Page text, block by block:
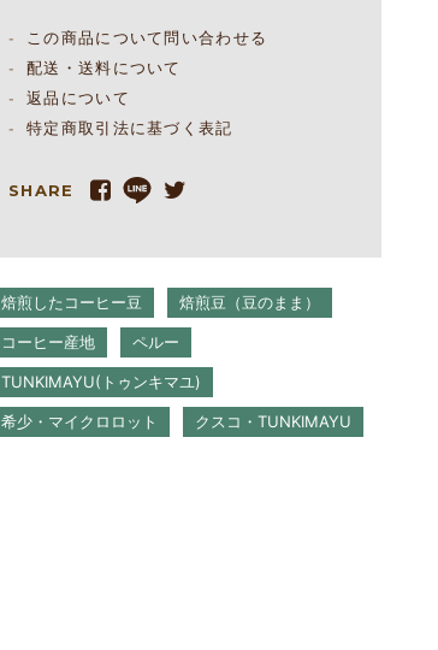
この商品について問い合わせる
配送・送料について
返品について
特定商取引法に基づく表記
SHARE
焙煎したコーヒー豆 焙煎豆（豆のまま）
コーヒー産地 ペルー
TUNKIMAYU(トゥンキマユ)
希少・マイクロロット クスコ・TUNKIMAYU